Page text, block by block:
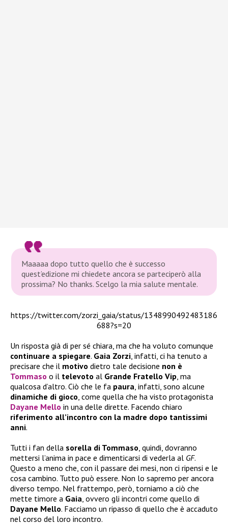
Maaaaa dopo tutto quello che è successo
quest’edizione mi chiedete ancora se parteciperò alla
prossima? No thanks. Scelgo la mia salute mentale.
https://twitter.com/zorzi_gaia/status/1348990492483186
688?s=20
Un risposta già di per sé chiara, ma che ha voluto comunque
continuare a spiegare. Gaia Zorzi, infatti, ci ha tenuto a
precisare che il motivo dietro tale decisione non è
Tommaso o il televoto al Grande Fratello Vip, ma
qualcosa d’altro. Ciò che le fa paura, infatti, sono alcune
dinamiche di gioco, come quella che ha visto protagonista
Dayane Mello in una delle dirette. Facendo chiaro
riferimento all’incontro con la madre dopo tantissimi
anni.
Tutti i fan della sorella di Tommaso, quindi, dovranno
mettersi l’anima in pace e dimenticarsi di vederla al GF.
Questo a meno che, con il passare dei mesi, non ci ripensi e le
cosa cambino. Tutto può essere. Non lo sapremo per ancora
diverso tempo. Nel frattempo, però, torniamo a ciò che
mette timore a Gaia, ovvero gli incontri come quello di
Dayane Mello. Facciamo un ripasso di quello che è accaduto
nel corso del loro incontro.